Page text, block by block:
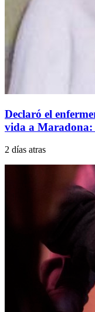
Declaró el
vida a Maradona:
2 días atras